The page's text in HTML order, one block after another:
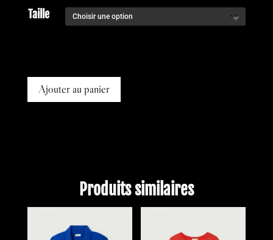
initial
était :
actuel
est :
Taille
Ajouter au panier
Produits similaires